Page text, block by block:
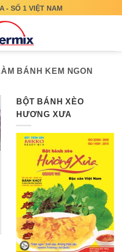
- SỐ 1 VIỆT NAM
BÁNH KEM NGON
BỘT BÁNH XÈO
HƯƠNG XƯA